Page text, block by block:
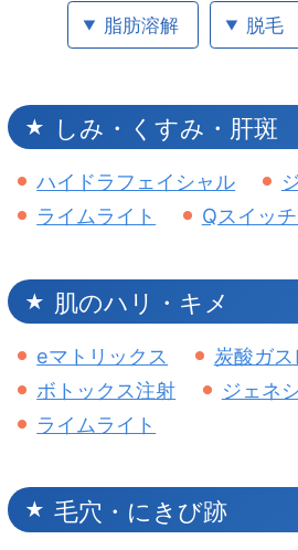
脂肪溶解 脱毛
しみ・くすみ・肝斑
ハイドラフェイシャル
ライムライト
Qスイッ
肌のハリ・キメ
eマトリックス
炭酸ガ
ボトックス注射
ジェネ
ライムライト
毛穴・にきび跡